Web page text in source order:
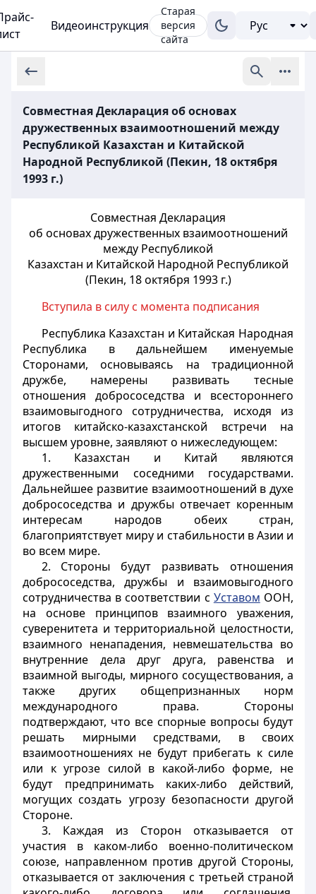
Видеоинструкция
Старая
версия
сайта
Совместная Декларация об основах
дружественных взаимоотношений между
Республикой Казахстан и Китайской
Народной Республикой (Пекин, 18 октября
1993 г.)
Совместная Декларация
об основах дружественных взаимоотношений
между Республикой
Казахстан и Китайской Народной Республикой
(Пекин, 18 октября 1993 г.)
Вступила в силу с момента подписания
Республика Казахстан и Китайская Народная
Республика в дальнейшем именуемые
Сторонами, основываясь на традиционной
дружбе, намерены развивать тесные
отношения добрососедства и всестороннего
взаимовыгодного сотрудничества, исходя из
итогов китайско-казахстанской встречи на
высшем уровне, заявляют о нижеследующем:
1. Казахстан и Китай являются
дружественными соседними государствами.
Дальнейшее развитие взаимоотношений в духе
добрососедства и дружбы отвечает коренным
интересам народов обеих стран,
благоприятствует миру и стабильности в Азии и
во всем мире.
2. Стороны будут развивать отношения
добрососедства, дружбы и взаимовыгодного
сотрудничества в соответствии с Уставом ООН,
на основе принципов взаимного уважения,
суверенитета и территориальной целостности,
взаимного ненападения, невмешательства во
внутренние дела друг друга, равенства и
взаимной выгоды, мирного сосуществования, а
также других общепризнанных норм
международного права. Стороны
подтверждают, что все спорные вопросы будут
решать мирными средствами, в своих
взаимоотношениях не будут прибегать к силе
или к угрозе силой в какой-либо форме, не
будут предпринимать каких-либо действий,
могущих создать угрозу безопасности другой
Стороне.
3. Каждая из Сторон отказывается от
участия в каком-либо военно-политическом
союзе, направленном против другой Стороны,
отказывается от заключения с третьей страной